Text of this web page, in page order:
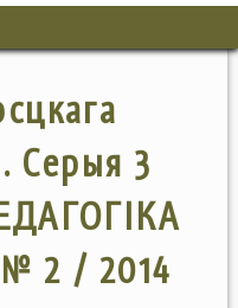
Серыя 3
2 / 2014